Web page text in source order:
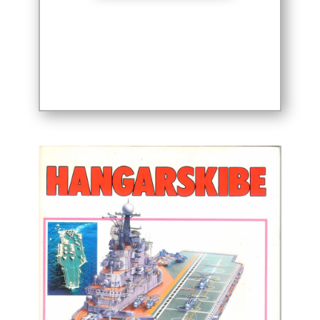
Design
Drikkevare / Øl / Vin
Engelsk
Europa
Fantasy / Sciencefiction
Filosofi